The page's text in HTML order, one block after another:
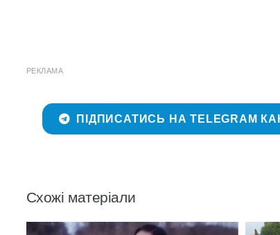
РЕКЛАМА
ПІДПИСАТИСЬ НА TELEGRAM
Схожі матеріали